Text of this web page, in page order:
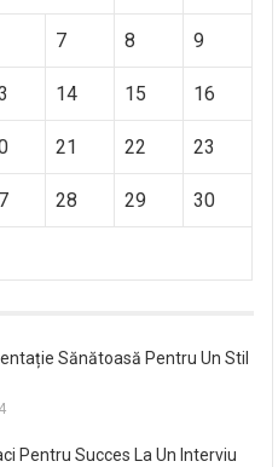
7 8 9
14 15 16
21 22 23
28 29 30
Sănătoasă Pentru Un Stil
Pentru Succes La Un Interviu